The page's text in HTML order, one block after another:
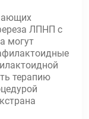
ЛПНП с
могут
терапию